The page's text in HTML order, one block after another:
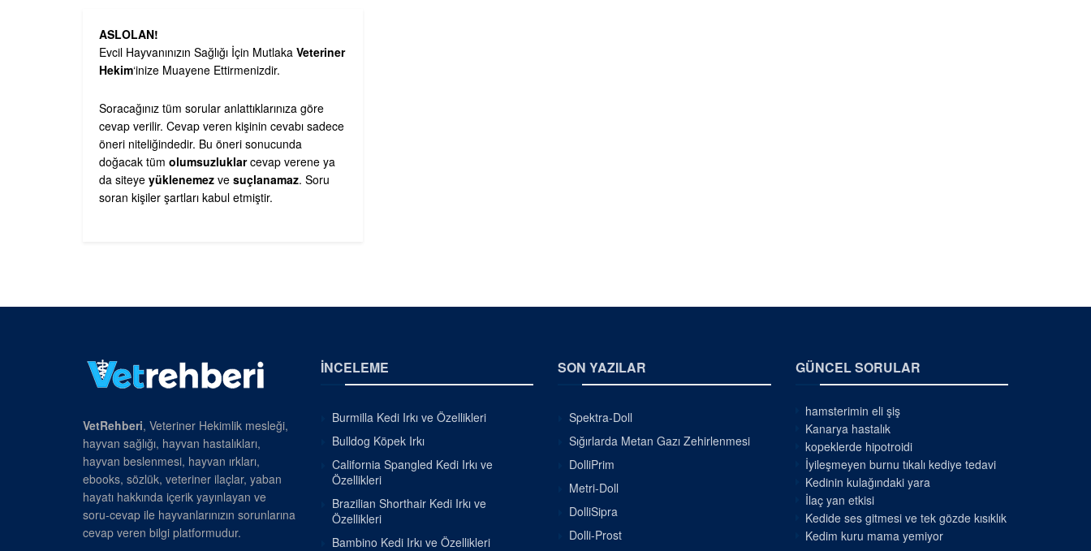
ASLOLAN!
Evcil Hayvanınızın Sağlığı İçin Mutlaka Veteriner
Hekim‘inize Muayene Ettirmenizdir.
Soracağınız tüm sorular anlattıklarınıza göre
cevap verilir. Cevap veren kişinin cevabı sadece
öneri niteliğindedir. Bu öneri sonucunda
doğacak tüm olumsuzluklarcevap verene ya
da siteye yüklenemez ve suçlanamaz. Soru
soran kişiler şartları kabul etmiştir.
VetRehberi, Veteriner Hekimlik mesleği,
hayvan sağlığı, hayvan hastalıkları,
hayvan beslenmesi, hayvan ırkları,
ebooks, sözlük, veteriner ilaçlar, yaban
hayatı hakkında içerik yayınlayan ve
soru-cevap ile hayvanlarınızın sorunlarına
cevap veren bilgi platformudur.
İNCELEME
Burmilla Kedi Irkı ve Özellikleri
Bulldog Köpek Irkı
California Spangled Kedi Irkı ve
Özellikleri
Brazilian Shorthair Kedi Irkı ve
Özellikleri
Bambino Kedi Irkı ve Özellikleri
SON YAZILAR
Spektra-Doll
Sığırlarda Metan Gazı Zehirlenmesi
DolliPrim
Metri-Doll
DolliSipra
Dolli-Prost
GÜNCEL SORULAR
hamsterimin eli şiş
Kanarya hastalık
kopeklerde hipotroidi
İyileşmeyen burnu tıkalı kediye tedavi
Kedinin kulağındaki yara
İlaç yan etkisi
Kedide ses gitmesi ve tek gözde kısıklık
Kedim kuru mama yemiyor